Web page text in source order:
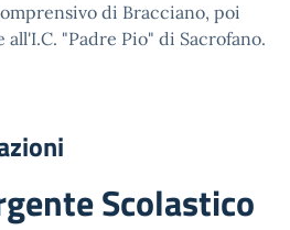
di Bracciano, poi
all'I.C. "Padre Pio" di Sacrofano.
Scolastico